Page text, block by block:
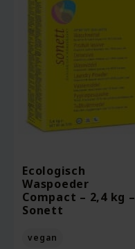
Ecologisch
Waspoeder
Compact – 2,4 kg –
Sonett
vegan